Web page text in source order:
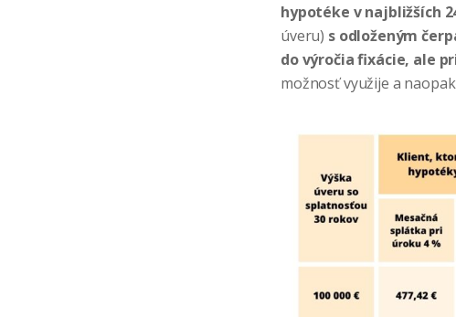
hypotéke v najbližších
úveru) s odloženým
do výročia fixácie, ale
možnosť využije a